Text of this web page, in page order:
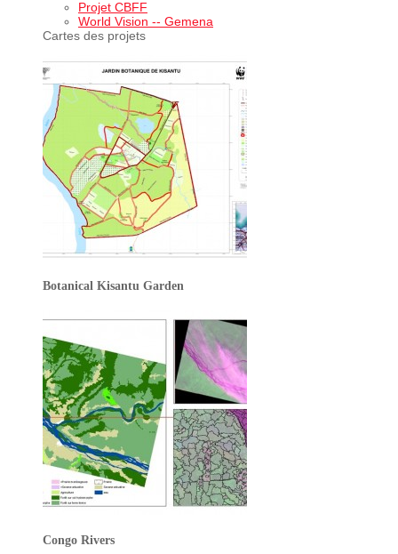
Projet CBFF
World Vision -- Gemena
Cartes des projets
Botanical Kisantu Garden
Congo Rivers